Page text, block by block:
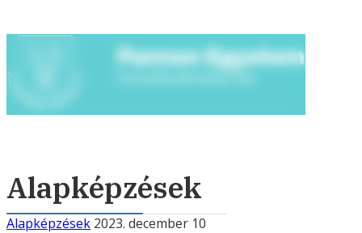
Alapképzések
Alapképzések 2023. december 10